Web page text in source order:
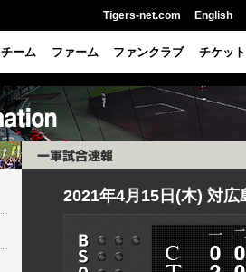
Tigers-net.com English
チーム ファーム ファンクラブ チケット
2021年4月15日(木) 対広